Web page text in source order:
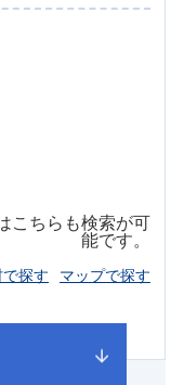
こちらも検索が可
能です。
探す マップで探す